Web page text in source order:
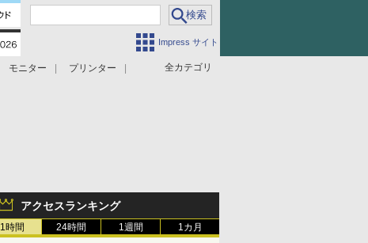
Impress サイト
全カテゴリ
モニター
プリンター
アクセスランキング
1時間 24時間 1週間 1カ月